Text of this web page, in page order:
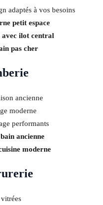
adaptés à vos besoins
petit espace
avec ilot central
pas cher
ancienne
moderne
performants
ancienne
moderne